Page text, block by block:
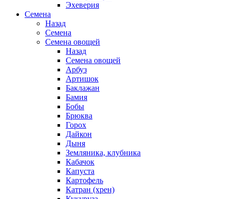
Эхеверия
Семена
Назад
Семена
Семена овощей
Назад
Семена овощей
Арбуз
Артишок
Баклажан
Бамия
Бобы
Брюква
Горох
Дайкон
Дыня
Земляника, клубника
Кабачок
Капуста
Картофель
Катран (хрен)